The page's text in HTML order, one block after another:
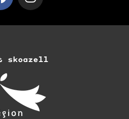
skoazell